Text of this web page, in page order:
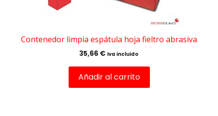
Contenedor limpia espátula hoja fieltro abrasiva
35,66 € Iva incluido
Añadir al carrito